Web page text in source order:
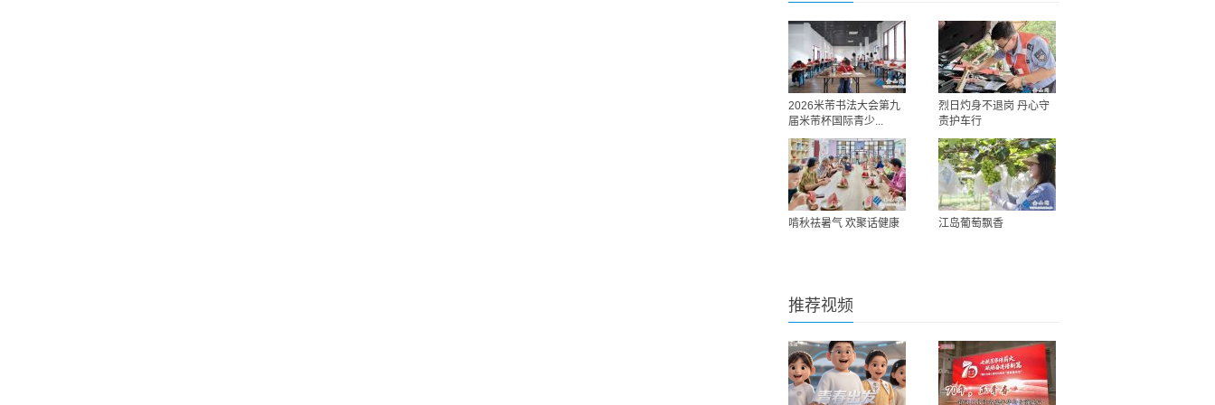
2026米芾书法大会第九
届米芾杯国际青少...
烈日灼身不退岗 丹心守
责护车行
啃秋祛暑气 欢聚话健康 江岛葡萄飘香
推荐视频